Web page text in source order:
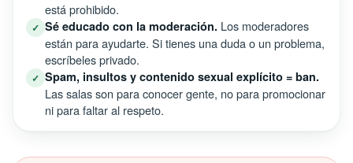
está prohibido.
✓ Sé educado con la moderación. Los moderadores
están para ayudarte. Si tienes una duda o un problema,
escríbeles privado.
✓ Spam, insultos y contenido sexual explícito = ban.
Las salas son para conocer gente, no para promocionar
ni para faltar al respeto.